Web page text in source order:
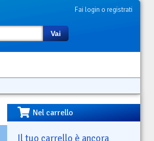
Fai login o registrati
Vai
Nel carrello
Il tuo carrello è ancora